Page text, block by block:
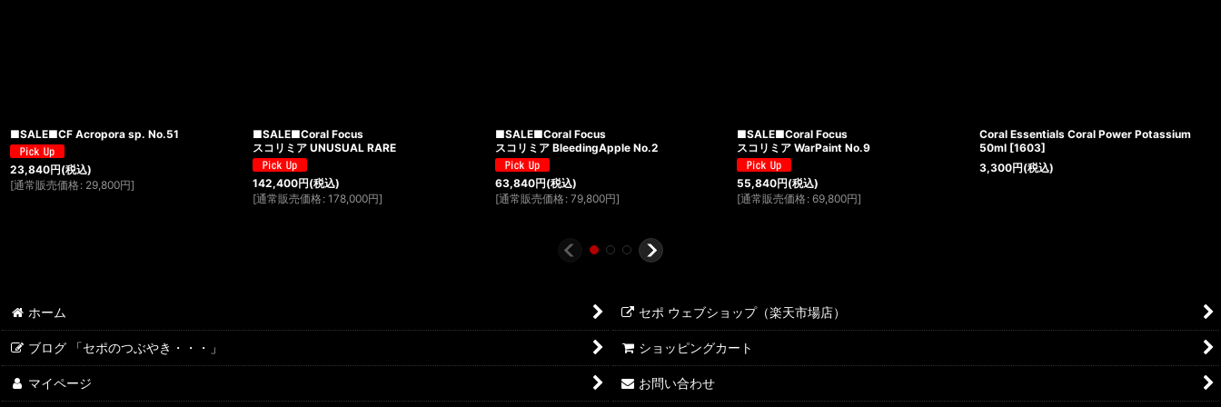
■SALE■CF Acropora sp. No.51
23,840円(税込)
[通常販売価格 : 29,800円]
■SALE■Coral Focus
スコリミア UNUSUAL RARE
142,400円(税込)
[通常販売価格 : 178,000円]
■SALE■Coral Focus
スコリミア BleedingApple No.2
63,840円(税込)
[通常販売価格 : 79,800円]
■SALE■Coral Focus
スコリミア WarPaint No.9
55,840円(税込)
[通常販売価格 : 69,800円]
Coral Essentials Coral Power Potassium
50ml [1603]
3,300円(税込)
ホーム セポ ウェブショップ（楽天市場店）
ブログ 「セポのつぶやき・・・」 ショッピングカート
マイページ お問い合わせ